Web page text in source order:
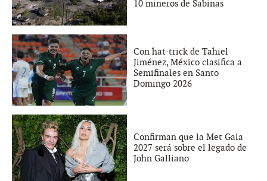
10 mineros de Sabinas
Con hat-trick de Tahiel
Jiménez, México clasifica a
Semifinales en Santo
Domingo 2026
Confirman que la Met Gala
2027 será sobre el legado de
John Galliano